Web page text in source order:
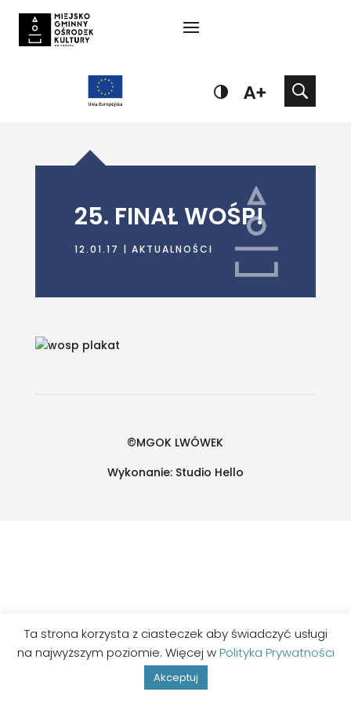
25. FINAŁ WOŚP!
12.01.17 | AKTUALNOŚCI
©MGOK LWÓWEK
Wykonanie: Studio Hello
Ta strona korzysta z ciasteczek aby świadczyć usługi
na najwyższym poziomie. Więcej wPolityka Prywatności
Akceptuj